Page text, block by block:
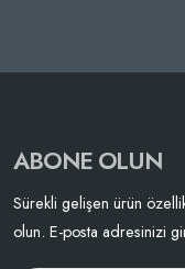
ABONE OLUN
Sürekli gelişen ürün
olun. E-posta adresinizi